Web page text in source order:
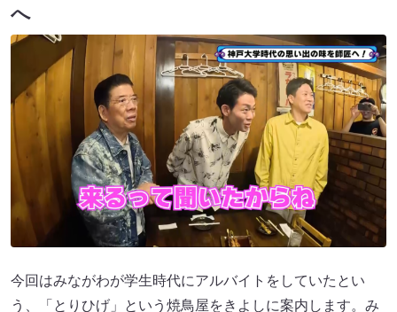
へ
今回はみながわが学生時代にアルバイトをしていたとい
う、「とりひげ」という焼鳥屋をきよしに案内します。み